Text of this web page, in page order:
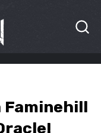
Faminehill